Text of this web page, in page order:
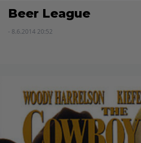
Beer League
- 8.6.2014 20:52